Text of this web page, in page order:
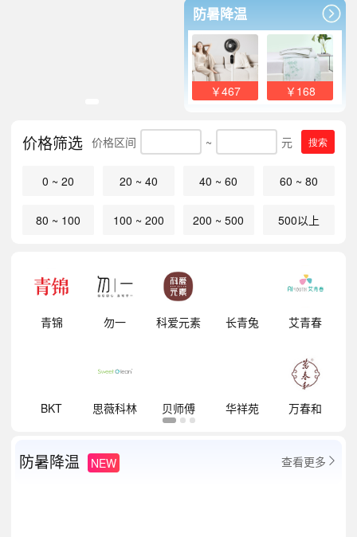
防暑降温
￥467 ￥168
价格筛选 价格区间 ~ 元 搜索
0 ~ 20 20 ~ 40 40 ~ 60 60 ~ 80
80 ~ 100 100 ~ 200 200 ~ 500 500以上
青锦 勿一 科爱元素 长青兔 艾青春
BKT 思薇科林 贝师傅 华祥苑 万春和
防暑降温 NEW 查看更多 